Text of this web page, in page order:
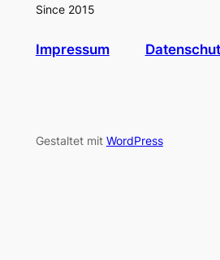
Since 2015
Impressum
Gestaltet mit WordPress